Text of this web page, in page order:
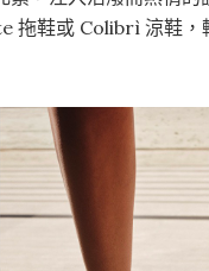
拖鞋或 Colibrì 涼鞋，